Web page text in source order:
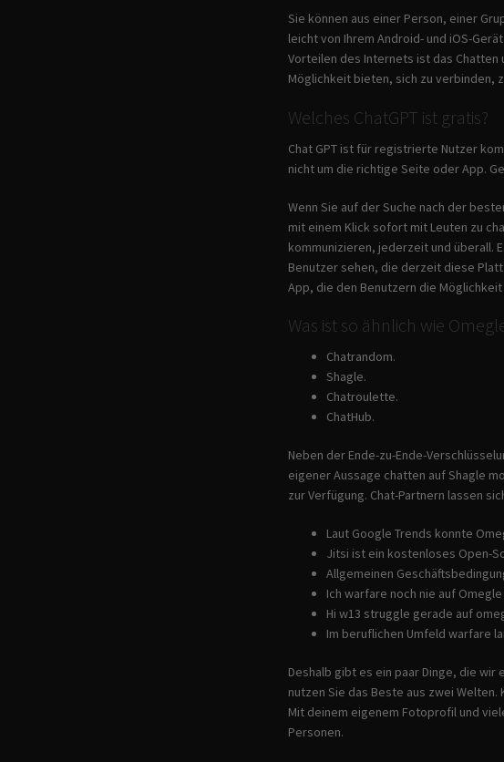
Sie können aus einer Person, einer
leicht von Ihrem Android- und iOS-
Vorteilen des Internets ist das Chatten
Möglichkeit bieten, sich zu verbinden,
Welches ChatGPT ist gratis?
Chat GPT ist für registrierte Nutzer
nicht um die richtige Seite oder App.
Wenn Sie auf der Suche nach der
mit einem Klick sofort mit Leuten zu
kommunizieren, jederzeit und überall.
Benutzer sehen, die derzeit diese
App, die den Benutzern die
Was ist so ähnlich wie
Chatrandom.
Shagle.
Chatroulette.
ChatHub.
Neben der Ende-zu-Ende-
eigener Aussage chatten auf Shagle
zur Verfügung. Chat-Partnern lassen
Laut Google Trends konnte
Jitsi ist ein kostenloses Open-
Allgemeinen
Ich warfare noch nie auf
Hi w13 struggle gerade auf
Im beruflichen Umfeld warfare
Deshalb gibt es ein paar Dinge, die
nutzen Sie das Beste aus zwei
Mit deinem eigenem Fotoprofil und
Personen.